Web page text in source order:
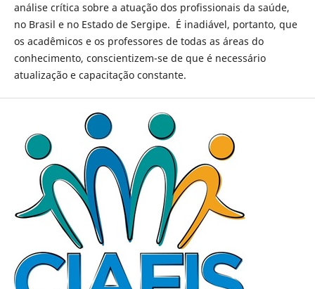
análise crítica sobre a atuação dos profissionais da saúde,
no Brasil e no Estado de Sergipe. É inadiável, portanto, que
os acadêmicos e os professores de todas as áreas do
conhecimento, conscientizem-se de que é necessário
atualização e capacitação constante.